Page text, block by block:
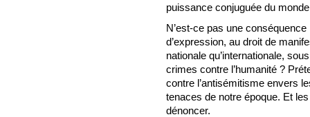
puissance conjuguée du
N’est-ce pas une
d’expression, au droit de
nationale qu’internationale,
crimes contre l’humanité ?
contre l’antisémitisme envers
tenaces de notre époque. Et
dénoncer.